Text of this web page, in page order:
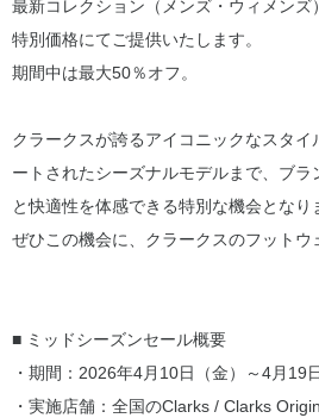
最新コレクション（メンズ・ウィメンズ
特別価格にてご提供いたします。
期間中は最大50％オフ。
クラークスが誇るアイコニックなスタ
ートされたシーズナルモデルまで、ブ
と快適性を体感できる特別な機会となり
ぜひこの機会に、クラークスのフットウ
■ ミッドシーズンセール概要
・期間：2026年4月10日（金）～4月19
・実施店舗：全国のClarks / Clarks